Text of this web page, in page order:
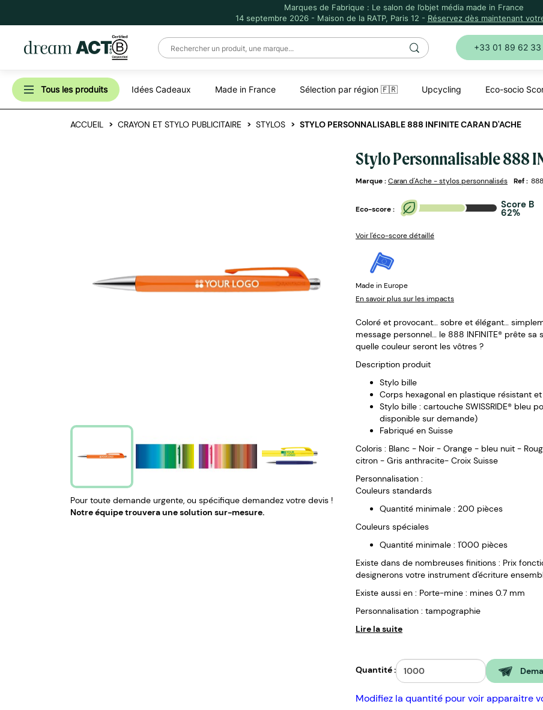
Marques de Fabrique : Le salon de l’objet média made in France
14 septembre 2026 - Maison de la RATP, Paris 12 - Réservez dès maintenant
+33 01 89 62 33
Tous les produits Idées Cadeaux Made in France Sélection par région 🇫🇷 Upcycling Eco-socio
ACCUEIL CRAYON ET STYLO PUBLICITAIRE STYLOS STYLO PERSONNALISABLE 888 INFINITE CARAN D'ACHE
Pour toute demande urgente, ou spécifique demandez votre devis !
Notre équipe trouvera une solution sur-mesure.
Stylo Personnalisable 888
Marque :Caran d'Ache - stylos personnalisés Ref :
Eco-score : Score B
62%
Voir l'éco-score détaillé
Made in Europe
En savoir plus sur les impacts
Coloré et provocant… sobre et élégant…
message personnel… le 888 INFINITE® prête
quelle couleur seront les vôtres ?
Description produit
Stylo bille
Corps hexagonal en plastique résistant
Stylo bille : cartouche SWISSRIDE® bleu
disponible sur demande)
Fabriqué en Suisse
Coloris : Blanc - Noir - Orange - bleu nuit -
citron - Gris anthracite- Croix Suisse
Personnalisation :
Couleurs standards
Quantité minimale : 200 pièces
Couleurs spéciales
Quantité minimale : 1'000 pièces
Existe dans de nombreuses finitions : Prix
designerons votre instrument d'écriture
Existe aussi en : Porte-mine : mines 0.7 mm
Personnalisation : tampographie
Lire la suite
Quantité :
Modifiez la quantité pour voir apparaitre